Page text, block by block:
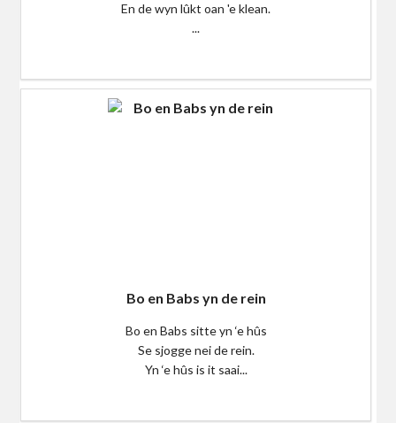
En de wyn lûkt oan 'e klean.
...
Bo en Babs yn de rein
Bo en Babs sitte yn ‘e hûs
Se sjogge nei de rein.
Yn ‘e hûs is it saai...